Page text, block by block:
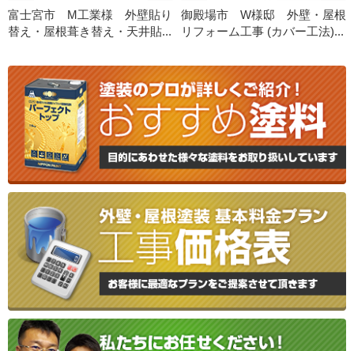
富士宮市 M工業様 外壁貼り
替え・屋根葺き替え・天井貼...
御殿場市 W様邸 外壁・屋根
リフォーム工事 (カバー工法)...